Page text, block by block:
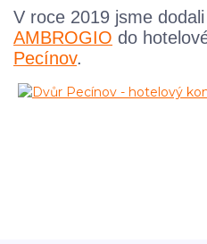
V roce 2019 jsme
AMBROGIO do
Pecínov.